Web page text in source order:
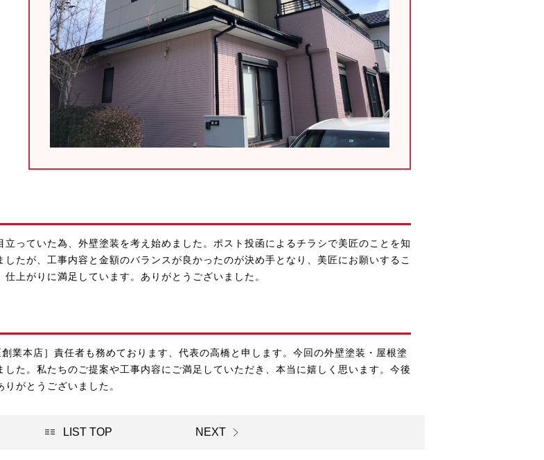
っていた為、外壁塗装を考え始めました。ポスト投函によるチラシで美匠のことを知
たが、工事内容と金額のバランスが良かったのが決め手となり、美匠にお願いするこ
上がりに満足しています。ありがとうございました。
業本店］責任者も務めております、代表の高橋と申します。今回の外壁塗装・屋根塗
た。私たちのご提案や工事内容にご満足していただき、本当に嬉しく思います。今後
がとうございました。
LIST TOP NEXT